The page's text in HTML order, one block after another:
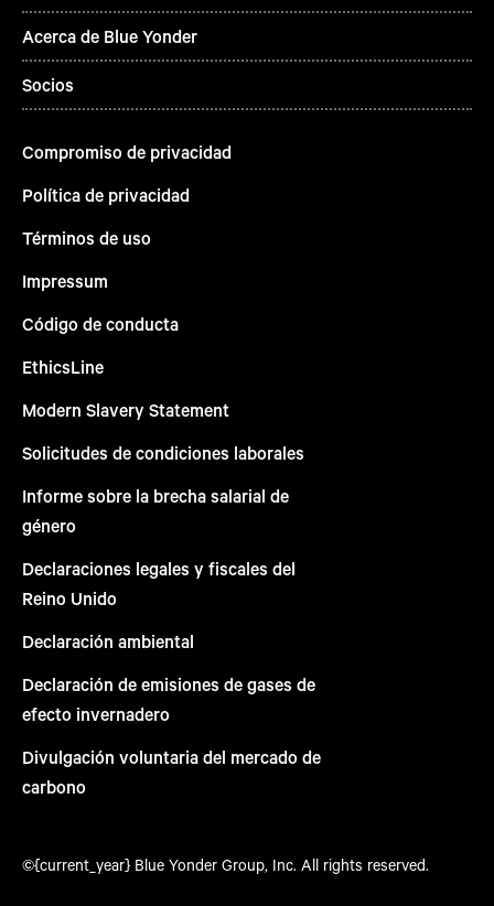
Acerca de Blue Yonder
Socios
Compromiso de privacidad
Política de privacidad
Términos de uso
Impressum
Código de conducta
EthicsLine
Modern Slavery Statement
Solicitudes de condiciones laborales
Informe sobre la brecha salarial de
género
Declaraciones legales y fiscales del
Reino Unido
Declaración ambiental
Declaración de emisiones de gases de
efecto invernadero
Divulgación voluntaria del mercado de
carbono
©{current_year} Blue Yonder Group, Inc. All rights reserved.